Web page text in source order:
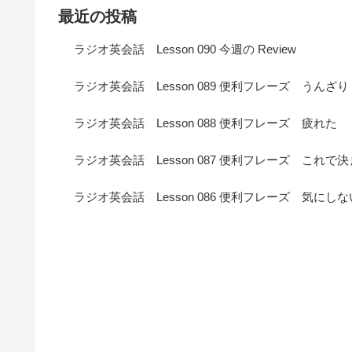
最近の投稿
ラジオ英会話 Lesson 090 今週の Review
ラジオ英会話 Lesson 089 便利フレーズ うんざり
ラジオ英会話 Lesson 088 便利フレーズ 疲れた
ラジオ英会話 Lesson 087 便利フレーズ これで決
ラジオ英会話 Lesson 086 便利フレーズ 気にしな